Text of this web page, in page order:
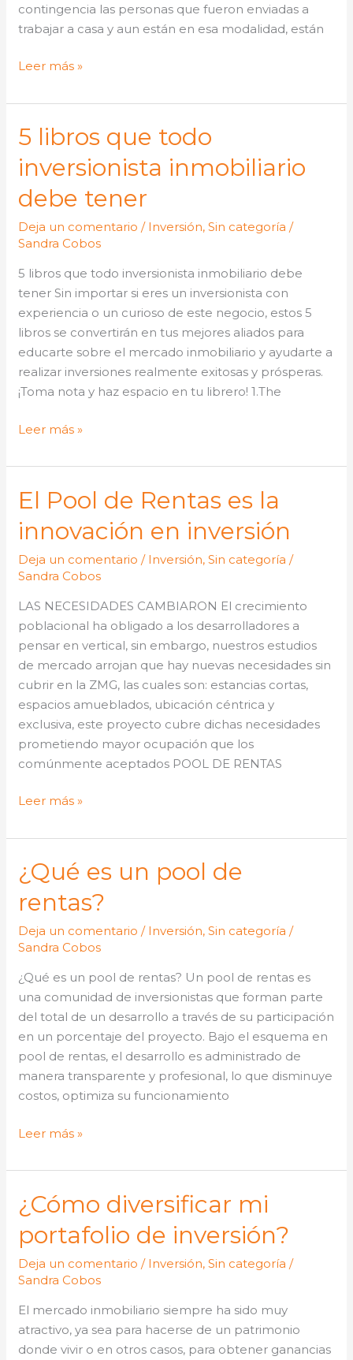
contingencia las personas que fueron enviadas a
trabajar a casa y aun están en esa modalidad, están
Leer más »
5 libros que todo
inversionista inmobiliario
debe tener
Deja un comentario / Inversión,Sin categoría /
Sandra Cobos
5 libros que todo inversionista inmobiliario debe
tener Sin importar si eres un inversionista con
experiencia o un curioso de este negocio, estos 5
libros se convertirán en tus mejores aliados para
educarte sobre el mercado inmobiliario y ayudarte a
realizar inversiones realmente exitosas y prósperas.
¡Toma nota y haz espacio en tu librero! 1.The
5
que
todo
inversionista
inmobiliario
debe
tener
Leer más »
El Pool de Rentas es la
innovación en inversión
Deja un comentario / Inversión,Sin categoría /
Sandra Cobos
LAS NECESIDADES CAMBIARON El crecimiento
poblacional ha obligado a los desarrolladores a
pensar en vertical, sin embargo, nuestros estudios
de mercado arrojan que hay nuevas necesidades sin
cubrir en la ZMG, las cuales son: estancias cortas,
espacios amueblados, ubicación céntrica y
exclusiva, este proyecto cubre dichas necesidades
prometiendo mayor ocupación que los
comúnmente aceptados POOL DE RENTAS
El
Pool
de
Rentas
es
innovación
en
inversión
Leer más »
¿Qué es un pool de
rentas?
Deja un comentario / Inversión,Sin categoría /
Sandra Cobos
¿Qué es un pool de rentas? Un pool de rentas es
una comunidad de inversionistas que forman parte
del total de un desarrollo a través de su participación
en un porcentaje del proyecto. Bajo el esquema en
pool de rentas, el desarrollo es administrado de
manera transparente y profesional, lo que disminuye
costos, optimiza su funcionamiento
¿Qué
es
un
pool
de
Leer más »
¿Cómo diversificar mi
portafolio de inversión?
Deja un comentario / Inversión,Sin categoría /
Sandra Cobos
El mercado inmobiliario siempre ha sido muy
atractivo, ya sea para hacerse de un patrimonio
donde vivir o en otros casos, para obtener ganancias
¿Cómo
diversificar
mi
portafolio
de